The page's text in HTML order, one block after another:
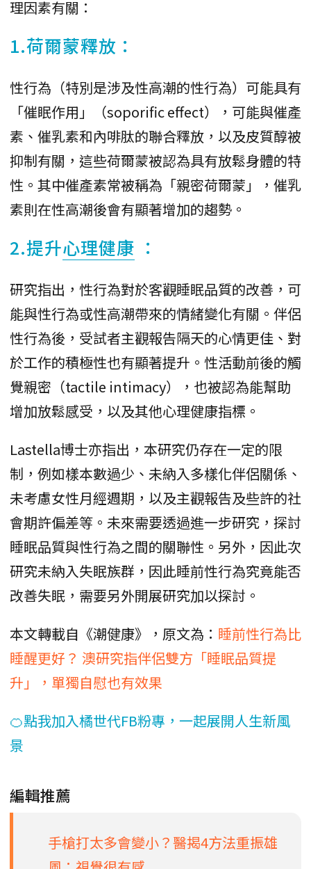
理因素有關：
1.荷爾蒙釋放：
性行為（特別是涉及性高潮的性行為）可能具有
「催眠作用」（soporific effect），可能與催產
素、催乳素和內啡肽的聯合釋放，以及皮質醇被
抑制有關，這些荷爾蒙被認為具有放鬆身體的特
性。其中催產素常被稱為「親密荷爾蒙」，催乳
素則在性高潮後會有顯著增加的趨勢。
2.提升心理健康 ：
研究指出，性行為對於客觀睡眠品質的改善，可
能與性行為或性高潮帶來的情緒變化有關。伴侶
性行為後，受試者主觀報告隔天的心情更佳、對
於工作的積極性也有顯著提升。性活動前後的觸
覺親密（tactile intimacy），也被認為能幫助
增加放鬆感受，以及其他心理健康指標。
Lastella博士亦指出，本研究仍存在一定的限
制，例如樣本數過少、未納入多樣化伴侶關係、
未考慮女性月經週期，以及主觀報告及些許的社
會期許偏差等。未來需要透過進一步研究，探討
睡眠品質與性行為之間的關聯性。另外，因此次
研究未納入失眠族群，因此睡前性行為究竟能否
改善失眠，需要另外開展研究加以探討。
本文轉載自《潮健康》，原文為： 睡前性行為比
睡醒更好？ 澳研究指伴侶雙方「睡眠品質提
升」，單獨自慰也有效果
🍊點我加入橘世代FB粉專，一起展開人生新風
景
編輯推薦
手槍打太多會變小？醫揭4方法重振雄